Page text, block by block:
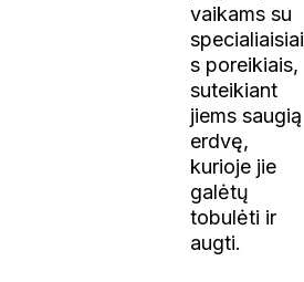
vaikams su
specialiaisiai
s poreikiais,
suteikiant
jiems saugią
erdvę,
kurioje jie
galėtų
tobulėti ir
augti.